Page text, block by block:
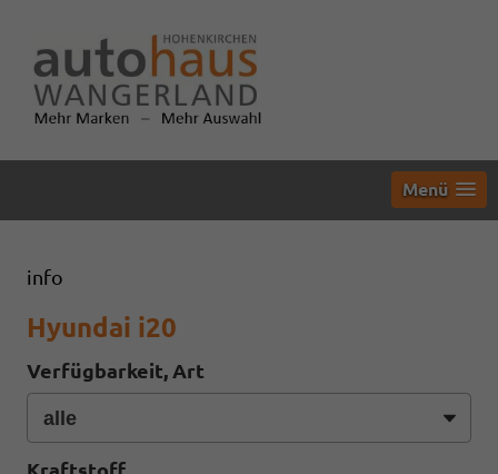
Menü
info
Hyundai i20
Verfügbarkeit, Art
Kraftstoff